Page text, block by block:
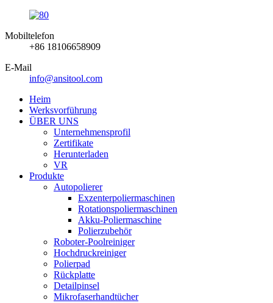
Mobiltelefon
+86 18106658909
E-Mail
info@ansitool.com
Heim
Werksvorführung
ÜBER UNS
Unternehmensprofil
Zertifikate
Herunterladen
VR
Produkte
Autopolierer
Exzenterpoliermaschinen
Rotationspoliermaschinen
Akku-Poliermaschine
Polierzubehör
Roboter-Poolreiniger
Hochdruckreiniger
Polierpad
Rückplatte
Detailpinsel
Mikrofaserhandtücher